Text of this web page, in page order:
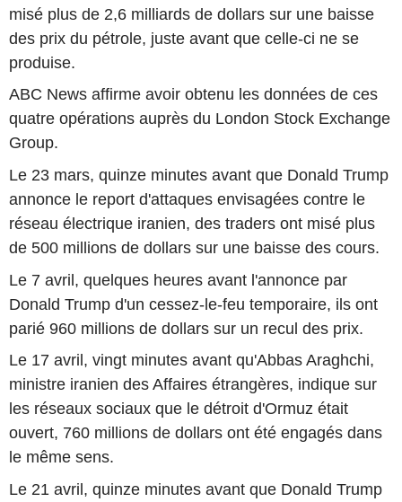
misé plus de 2,6 milliards de dollars sur une baisse
des prix du pétrole, juste avant que celle-ci ne se
produise.
ABC News affirme avoir obtenu les données de ces
quatre opérations auprès du London Stock Exchange
Group.
Le 23 mars, quinze minutes avant que Donald Trump
annonce le report d'attaques envisagées contre le
réseau électrique iranien, des traders ont misé plus
de 500 millions de dollars sur une baisse des cours.
Le 7 avril, quelques heures avant l'annonce par
Donald Trump d'un cessez-le-feu temporaire, ils ont
parié 960 millions de dollars sur un recul des prix.
Le 17 avril, vingt minutes avant qu'Abbas Araghchi,
ministre iranien des Affaires étrangères, indique sur
les réseaux sociaux que le détroit d'Ormuz était
ouvert, 760 millions de dollars ont été engagés dans
le même sens.
Le 21 avril, quinze minutes avant que Donald Trump